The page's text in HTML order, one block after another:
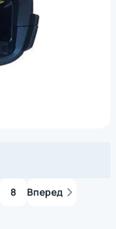
8 Вперед